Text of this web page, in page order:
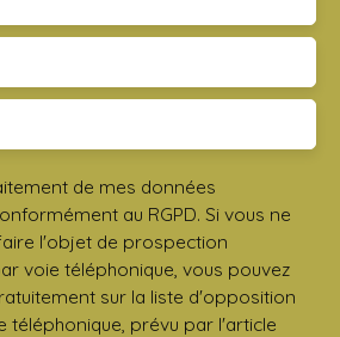
de mes données
au RGPD. Si vous ne
l'objet de prospection
voie téléphonique, vous pouvez
sur la liste d'opposition
téléphonique, prévu par l'article